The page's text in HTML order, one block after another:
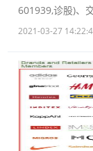
601939,诊股)、
2021-03-27